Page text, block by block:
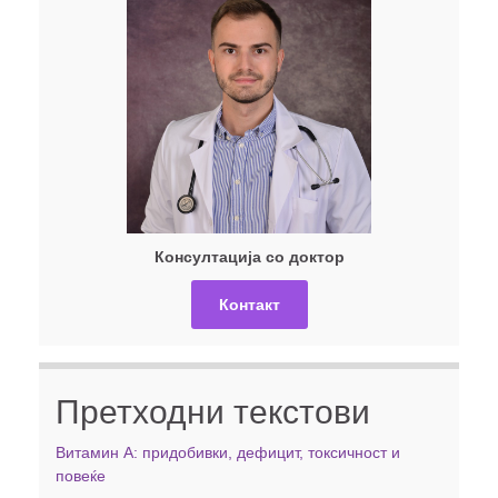
Консултација со доктор
Контакт
Претходни текстови
Витамин А: придобивки, дефицит, токсичност и
повеќе